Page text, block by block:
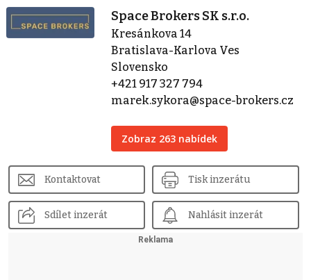
Space Brokers SK s.r.o.
Kresánkova 14
Bratislava-Karlova Ves
Slovensko
+421 917 327 794
marek.sykora@space-brokers.cz
Zobraz 263 nabídek
Kontaktovat Tisk inzerátu
Sdílet inzerát Nahlásit inzerát